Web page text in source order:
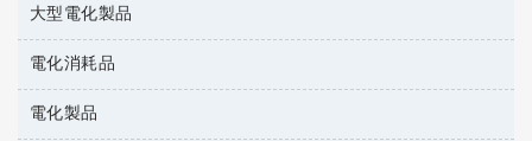
園芸用品
ペット用品
殺虫剤
飲食用消耗品
大型シュレッダー（共配）
レーザーポインター
ラミネートフィルム
ラミネータ
大型電化製品
冷蔵庫・キッチン・調理家電
テレビ・ＡＶ機器
電化消耗品
電球・蛍光灯
電化製品